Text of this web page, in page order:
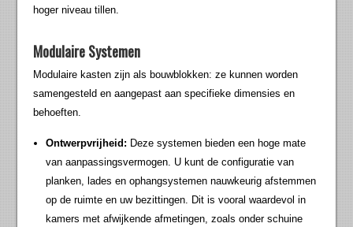
hoger niveau tillen.
Modulaire Systemen
Modulaire kasten zijn als bouwblokken: ze kunnen worden
samengesteld en aangepast aan specifieke dimensies en
behoeften.
Ontwerpvrijheid: Deze systemen bieden een hoge mate
van aanpassingsvermogen. U kunt de configuratie van
planken, lades en ophangsystemen nauwkeurig afstemmen
op de ruimte en uw bezittingen. Dit is vooral waardevol in
kamers met afwijkende afmetingen, zoals onder schuine